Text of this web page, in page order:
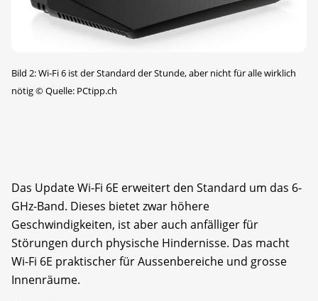
Bild 2: Wi-Fi 6 ist der Standard der Stunde, aber nicht für alle wirklich
nötig©Quelle: PCtipp.ch
Das Update Wi-Fi 6E erweitert den Standard um das 6-
GHz-Band. Dieses bietet zwar höhere
Geschwindigkeiten, ist aber auch anfälliger für
Störungen durch physische Hindernisse. Das macht
Wi-Fi 6E praktischer für Aussenbereiche und grosse
Innenräume.